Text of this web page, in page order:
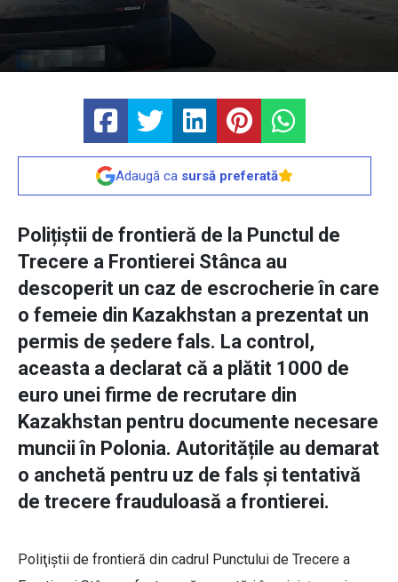
Adaugă ca sursă preferată
Polițiștii de frontieră de la Punctul de
Trecere a Frontierei Stânca au
descoperit un caz de escrocherie în care
o femeie din Kazakhstan a prezentat un
permis de ședere fals. La control,
aceasta a declarat că a plătit 1000 de
euro unei firme de recrutare din
Kazakhstan pentru documente necesare
muncii în Polonia. Autoritățile au demarat
o anchetă pentru uz de fals și tentativă
de trecere frauduloasă a frontierei.
Poliţiştii de frontieră din cadrul Punctului de Trecere a